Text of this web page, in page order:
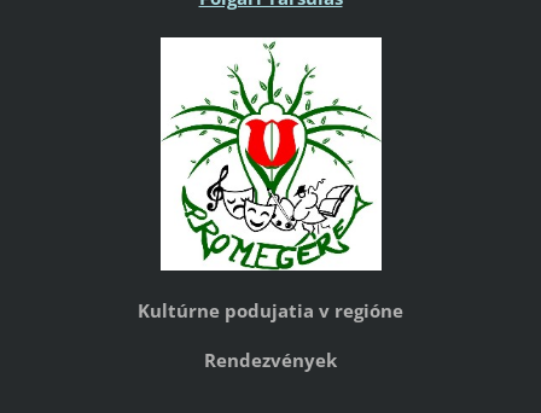
Kultúrne podujatia v regióne
Rendezvények